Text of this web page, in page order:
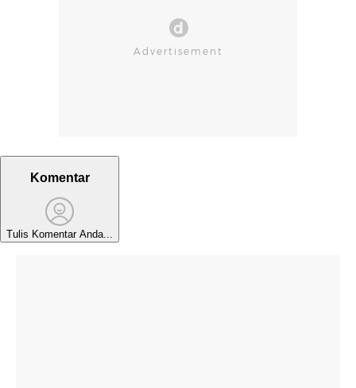
Komentar
Tulis Komentar Anda...